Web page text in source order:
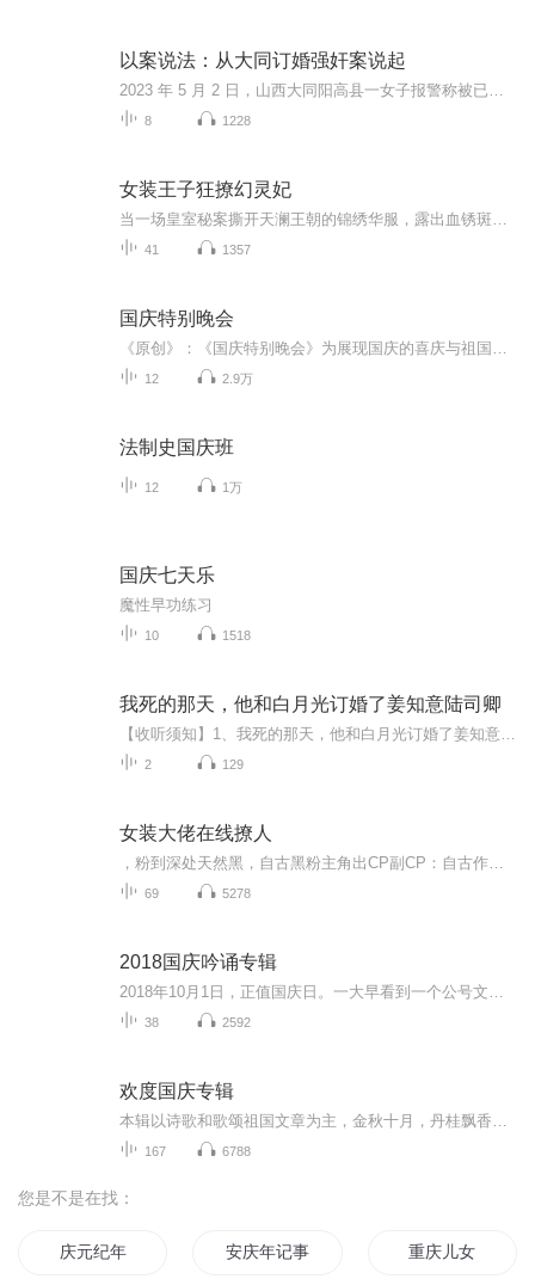
以案说法：从大同订婚强奸案说起
8 1228
女装王子狂撩幻灵妃
41 1357
国庆特别晚会
12 2.9万
法制史国庆班
12 1万
国庆七天乐
魔性早功练习
10 1518
我死的那天，他和白月光订婚了姜知意陆司卿
2 129
女装大佬在线撩人
69 5278
2018国庆吟诵专辑
38 2592
欢度国庆专辑
167 6788
您是不是在找：
庆元纪年 安庆年记事 重庆儿女